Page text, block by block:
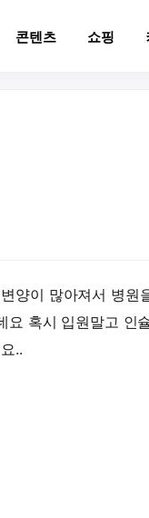
콘텐츠 쇼핑
양이 많아져서 병원
혹시 입원말고 인
..